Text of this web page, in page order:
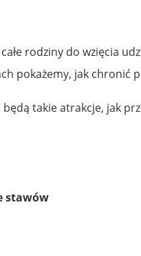
całe rodziny do wzięcia
pokażemy, jak
takie atrakcje, jak
stawów